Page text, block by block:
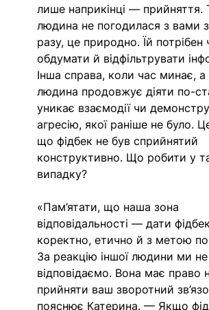
лише наприкінці —
людина не погодилася з вами
разу, це природно. Їй
обдумати й відфільтрувати
Інша справа, коли час минає, а
людина продовжує діяти по-
уникає взаємодії чи
агресію, якої раніше не було.
що фідбек не був сприйнятий
конструктивно. Що робити у
випадку?
«Пам’ятати, що наша зона
відповідальності — дати фідбек
коректно, етично й з метою
За реакцію іншої людини ми не
відповідаємо. Вона має право
прийняти ваш зворотний
пояснює Катерина. — Якщо